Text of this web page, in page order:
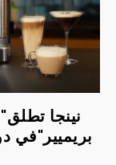
نينجا
بريميير"في